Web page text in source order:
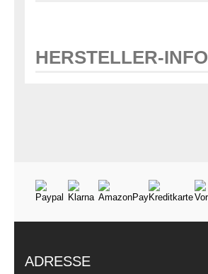
HERSTELLER-INFO
ADRESSE